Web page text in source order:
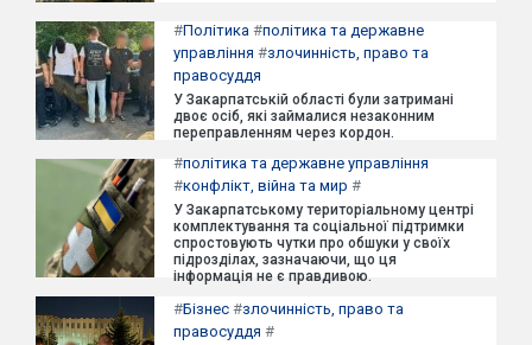
#Політика #політика та державне
управління #злочинність, право та
правосуддя
У Закарпатській області були затримані
двоє осіб, які займалися незаконним
переправленням через кордон.
#політика та державне управління
#конфлікт, війна та мир #
У Закарпатському територіальному центрі
комплектування та соціальної підтримки
спростовують чутки про обшуки у своїх
підрозділах, зазначаючи, що ця
інформація не є правдивою.
#Бізнес #злочинність, право та
правосуддя #